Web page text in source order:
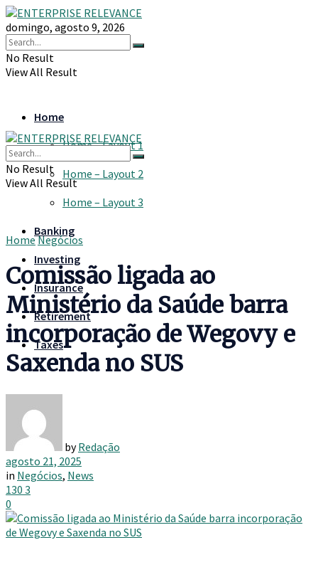
domingo, agosto 9, 2026
No Result
View All Result
Home
Home – Layout 1
Home – Layout 2
Home – Layout 3
Banking
Investing
Insurance
Retirement
Taxes
No Result
View All Result
HomeNegócios
Comissão ligada ao
Ministério da Saúde barra
incorporação de Wegovy e
Saxenda no SUS
by Redação
agosto 21, 2025
in Negócios, News
130 3
0